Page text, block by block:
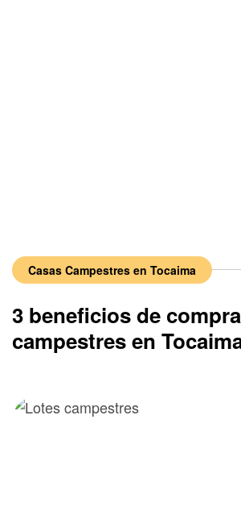
Casas Campestres en Tocaima
3 beneficios de
campestres en